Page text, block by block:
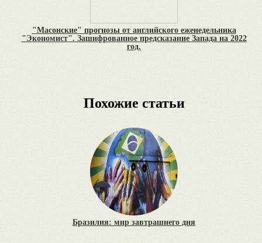
"Масонские" прогнозы от английского еженедельника
"Экономист". Зашифрованное предсказание Запада на 2022
год.
Похожие статьи
Бразилия: мир завтрашнего дня